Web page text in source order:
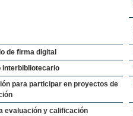
de firma digital
interbibliotecario
para participar en proyectos de
evaluación y calificación